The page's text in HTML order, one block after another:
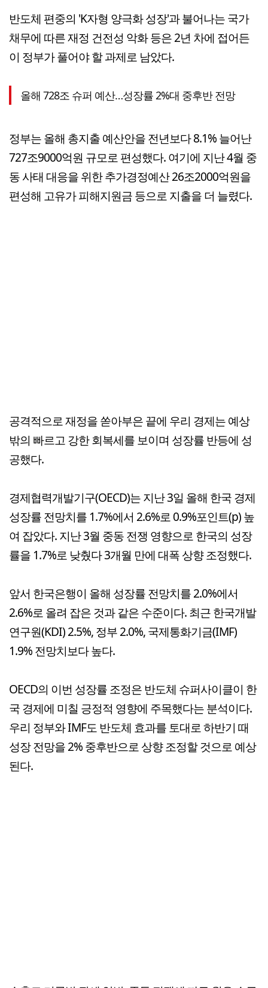
반도체 편중의 'K자형 양극화 성장'과 불어나는 국가
채무에 따른 재정 건전성 악화 등은 2년 차에 접어든
이 정부가 풀어야 할 과제로 남았다.
올해 728조 슈퍼 예산…성장률 2%대 중후반 전망
정부는 올해 총지출 예산안을 전년보다 8.1% 늘어난
727조9000억원 규모로 편성했다. 여기에 지난 4월 중
동 사태 대응을 위한 추가경정예산 26조2000억원을
편성해 고유가 피해지원금 등으로 지출을 더 늘렸다.
공격적으로 재정을 쏟아부은 끝에 우리 경제는 예상
밖의 빠르고 강한 회복세를 보이며 성장률 반등에 성
공했다.
경제협력개발기구(OECD)는 지난 3일 올해 한국 경제
성장률 전망치를 1.7%에서 2.6%로 0.9%포인트(p) 높
여 잡았다. 지난 3월 중동 전쟁 영향으로 한국의 성장
률을 1.7%로 낮췄다 3개월 만에 대폭 상향 조정했다.
앞서 한국은행이 올해 성장률 전망치를 2.0%에서
2.6%로 올려 잡은 것과 같은 수준이다. 최근 한국개발
연구원(KDI) 2.5%, 정부 2.0%, 국제통화기금(IMF)
1.9% 전망치보다 높다.
OECD의 이번 성장률 조정은 반도체 슈퍼사이클이 한
국 경제에 미칠 긍정적 영향에 주목했다는 분석이다.
우리 정부와 IMF도 반도체 효과를 토대로 하반기 때
성장 전망을 2% 중후반으로 상향 조정할 것으로 예상
된다.